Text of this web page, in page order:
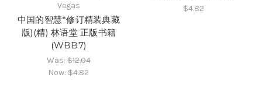
Vegas
中国的智慧*修订精装典藏
版)(精) 林语堂 正版书籍
(WBB7)
Was:$12.04
Now: $4.82
$4.82